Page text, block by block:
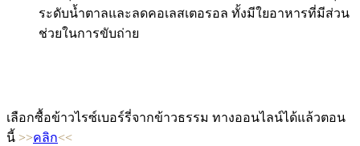
ระดับน้ำตาลและลดคอเลสเตอรอล ทั้งมีใยอาหารที่มีส่วน
ช่วยในการขับถ่าย
เลือกซื้อข้าวไรซ์เบอร์รี่จากข้าวธรรม ทางออนไลน์ได้แล้วตอน
นี้ >>คลิก<<